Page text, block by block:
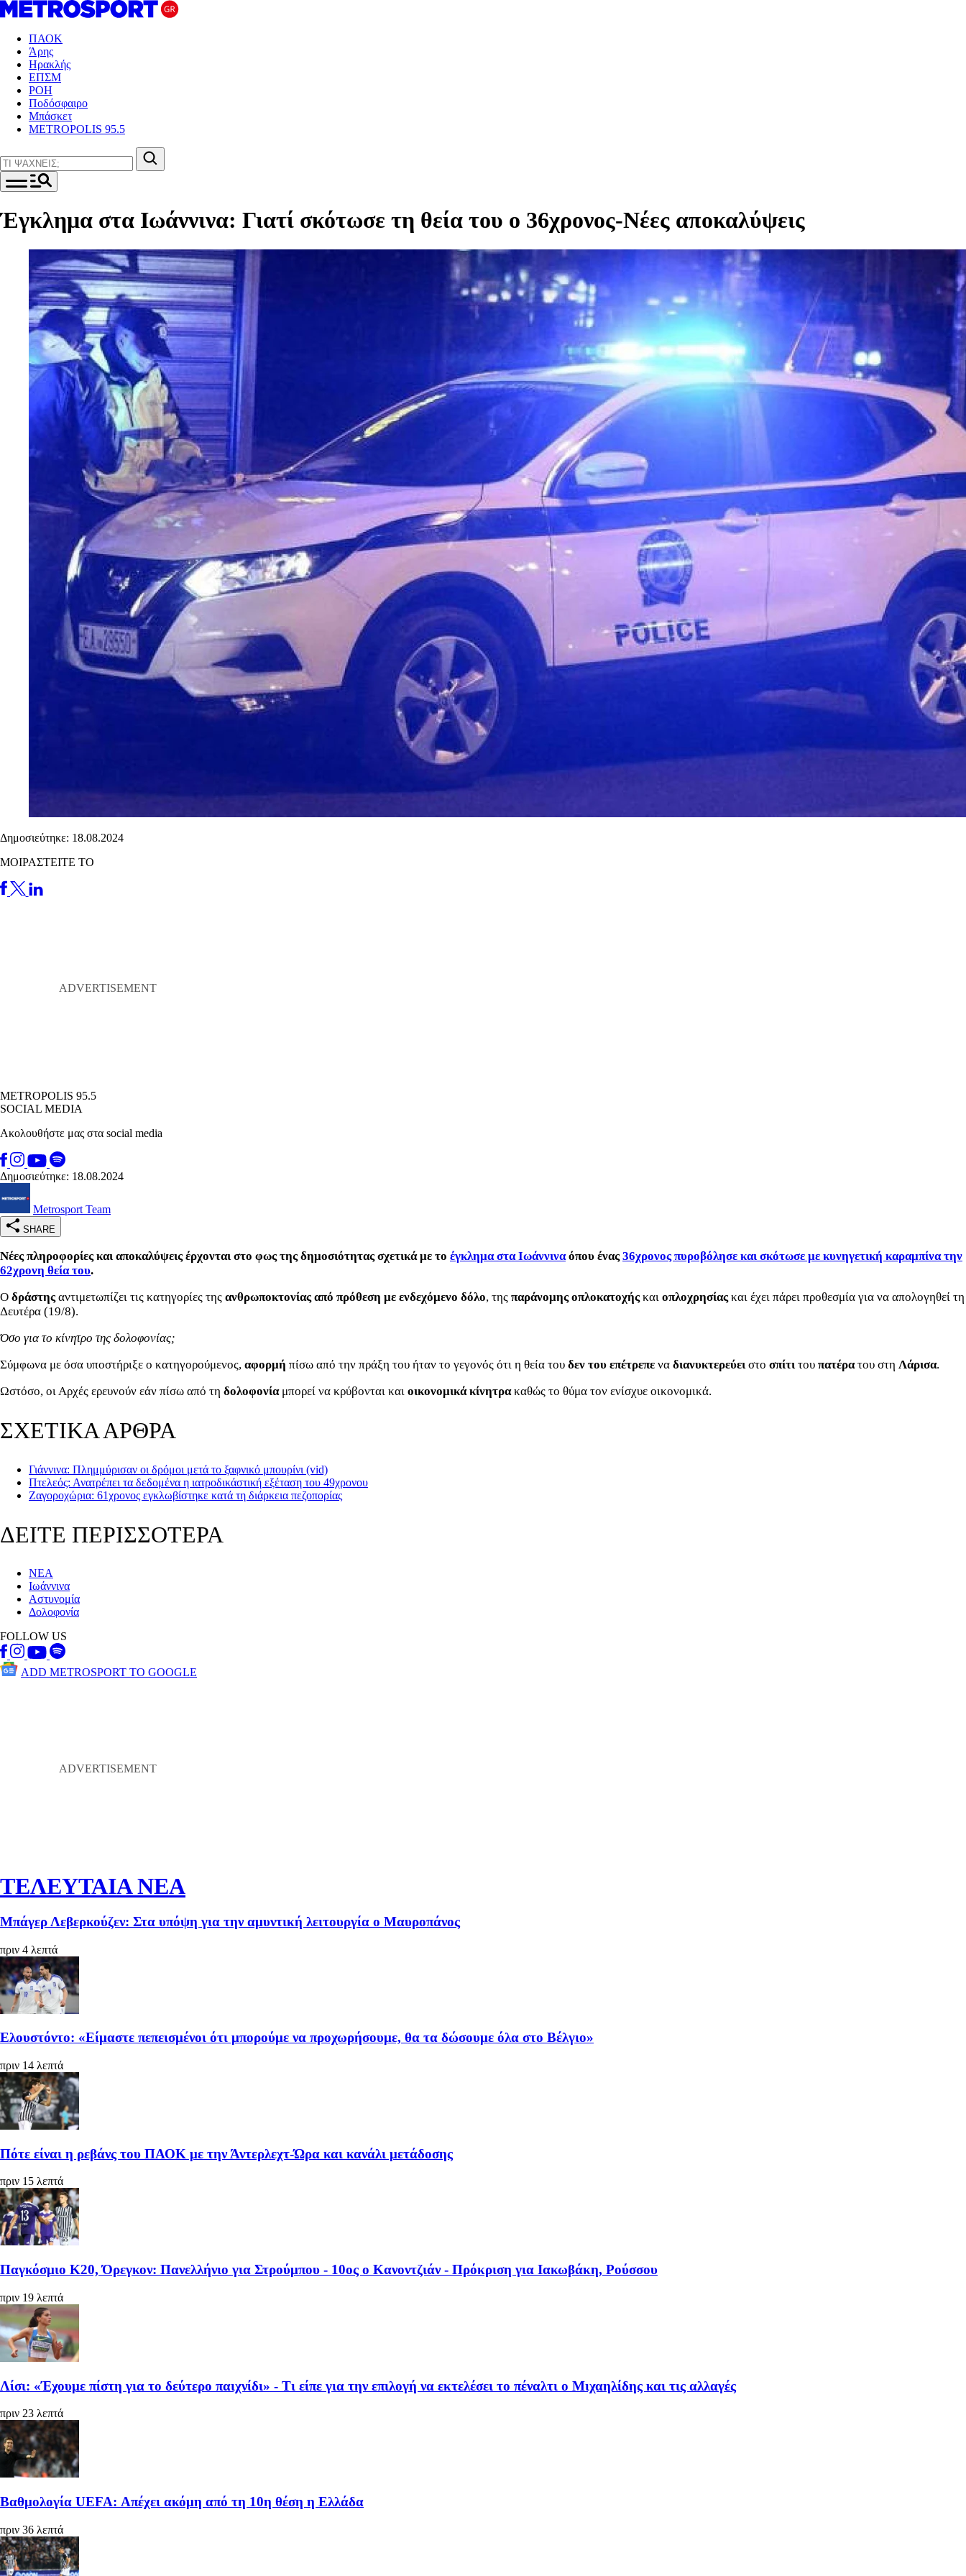
ΠΑΟΚ
Άρης
Ηρακλής
ΕΠΣΜ
ΡΟΗ
Ποδόσφαιρο
Μπάσκετ
METROPOLIS 95.5
Έγκλημα στα Ιωάννινα: Γιατί σκότωσε τη θεία του ο 36χρονος-Νέες αποκαλύψεις
Δημοσιεύτηκε: 18.08.2024
ΜΟΙΡΑΣΤΕΙΤΕ ΤΟ
METROPOLIS 95.5
SOCIAL MEDIA
Ακολουθήστε μας στα social media
Δημοσιεύτηκε: 18.08.2024
Metrosport Team
SHARE
Νέες πληροφορίες και αποκαλύψεις έρχονται στο φως της δημοσιότητας σχετικά με το έγκλημα στα Ιωάννιναόπου ένας36χρονος πυροβόλησε και σκότωσε με κυνηγετική καραμπίνα την
62χρονη θεία του.
Ο δράστηςαντιμετωπίζει τις κατηγορίες της ανθρωποκτονίας από πρόθεση με ενδεχόμενο δόλο, της παράνομης οπλοκατοχήςκαι οπλοχρησίαςκαι έχει πάρει προθεσμία για να απολογηθεί τη
Δευτέρα (19/8).
Όσο για το κίνητρο της δολοφονίας;
Σύμφωνα με όσα υποστήριξε ο κατηγορούμενος, αφορμή πίσω από την πράξη του ήταν το γεγονός ότι η θεία του δεν του επέτρεπε να διανυκτερεύειστο σπίτιτου πατέρατου στη Λάρισα.
Ωστόσο, οι Αρχές ερευνούν εάν πίσω από τη δολοφονία μπορεί να κρύβονται και οικονομικά κίνητρακαθώς το θύμα τον ενίσχυε οικονομικά.
ΣΧΕΤΙΚΑ ΑΡΘΡΑ
Γιάννινα: Πλημμύρισαν οι δρόμοι μετά το ξαφνικό μπουρίνι (vid)
Πτελεός: Ανατρέπει τα δεδομένα η ιατροδικάστική εξέταση του 49χρονου
Ζαγοροχώρια: 61χρονος εγκλωβίστηκε κατά τη διάρκεια πεζοπορίας
ΔΕΙΤΕ ΠΕΡΙΣΣΟΤΕΡΑ
ΝΕΑ
Ιωάννινα
Αστυνομία
Δολοφονία
FOLLOW US
ADD METROSPORT TO GOOGLE
ΤΕΛΕΥΤΑΙΑ ΝΕΑ
Μπάγερ Λεβερκούζεν: Στα υπόψη για την αμυντική λειτουργία ο Μαυροπάνος
πριν 4 λεπτά
Ελουστόντο: «Είμαστε πεπεισμένοι ότι μπορούμε να προχωρήσουμε, θα τα δώσουμε όλα στο Βέλγιο»
πριν 14 λεπτά
Πότε είναι η ρεβάνς του ΠΑΟΚ με την Άντερλεχτ-Ώρα και κανάλι μετάδοσης
πριν 15 λεπτά
Παγκόσμιο Κ20, Όρεγκον: Πανελλήνιο για Στρούμπου - 10ος ο Κανοντζιάν - Πρόκριση για Ιακωβάκη, Ρούσσου
πριν 19 λεπτά
Λίσι: «Έχουμε πίστη για το δεύτερο παιχνίδι» - Τι είπε για την επιλογή να εκτελέσει το πέναλτι ο Μιχαηλίδης και τις αλλαγές
πριν 23 λεπτά
Βαθμολογία UEFA: Απέχει ακόμη από τη 10η θέση η Ελλάδα
πριν 36 λεπτά